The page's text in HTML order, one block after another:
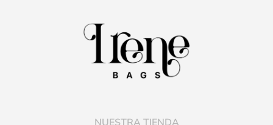
NUESTRA TIENDA